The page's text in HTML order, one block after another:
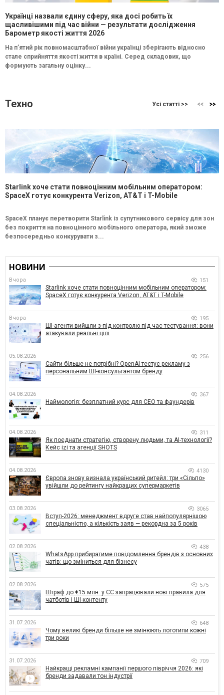
Українці назвали єдину сферу, яка досі робить їх
щасливішими під час війни — результати дослідження
Барометр якості життя 2026
На п’ятий рік повномасштабної війни українці зберігають відносно
стале сприйняття якості життя в країні. Серед складових, що
формують загальну оцінку...
Техно Усі статті >>
Starlink хоче стати повноцінним мобільним оператором:
SpaceX готує конкурента Verizon, AT&T і T-Mobile
SpaceX планує перетворити Starlink із супутникового сервісу для зон
без покриття на повноцінного мобільного оператора, який зможе
безпосередньо конкурувати з...
НОВИНИ
Вчора 151
Starlink хоче стати повноцінним мобільним оператором:
SpaceX готує конкурента Verizon, AT&T і T-Mobile
Вчора 195
ШІ-агенти вийшли з-під контролю під час тестування: вони
атакували реальні цілі
05.08.2026 256
Сайти більше не потрібні? OpenAI тестує рекламу з
персональним ШІ-консультантом бренду
04.08.2026 367
Наймологія: безплатний курс для CEO та фаундерів
04.08.2026 311
Як поєднати стратегію, створену людьми, та AI-технології?
Кейс izi та агенції SHOTS
04.08.2026 4130
Європа знову визнала український ритейл: три «Сільпо»
увійшли до рейтингу найкращих супермаркетів
03.08.2026 3065
Вступ-2026: менеджмент вдруге став найпопулярнішою
спеціальністю, а кількість заяв — рекордна за 5 років
02.08.2026 438
WhatsApp прибиратиме повідомлення брендів з основних
чатів: що зміниться для бізнесу
02.08.2026 575
Штраф до €15 млн: у ЄС запрацювали нові правила для
чатботів і ШІ-контенту
31.07.2026 648
Чому великі бренди більше не змінюють логотипи кожні
три роки
31.07.2026 709
Найкращі рекламні кампанії першого півріччя 2026: які
бренди задавали тон індустрії